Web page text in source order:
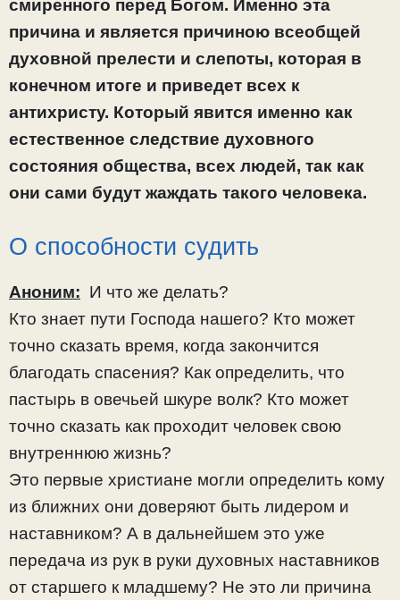
смиренного перед Богом. Именно эта
причина и является причиною всеобщей
духовной прелести и слепоты, которая в
конечном итоге и приведет всех к
антихристу. Который явится именно как
естественное следствие духовного
состояния общества, всех людей, так как
они сами будут жаждать такого человека.
О способности судить
Аноним: И что же делать?
Кто знает пути Господа нашего? Кто может
точно сказать время, когда закончится
благодать спасения? Как определить, что
пастырь в овечьей шкуре волк? Кто может
точно сказать как проходит человек свою
внутреннюю жизнь?
Это первые христиане могли определить кому
из ближних они доверяют быть лидером и
наставником? А в дальнейшем это уже
передача из рук в руки духовных наставников
от старшего к младшему? Не это ли причина